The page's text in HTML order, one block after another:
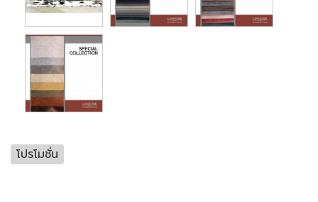
โปรโมชั่น